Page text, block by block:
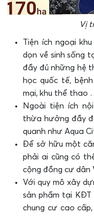
Vị
Tiện ích ngoại
dọn về sinh sống
đầy đủ những hệ
học quốc tế,
mại, khu thể thao
Ngoài tiện ích
thừa hưởng đầy
quanh như Aqua
Để sở hữu một
phải ai cũng có
cộng đồng cư dân
Với quy mô xây
sản phẩm tại
chung cư cao